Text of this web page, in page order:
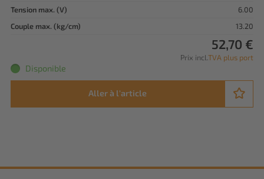
Tension max. (V)
6.00
Couple max. (kg/cm)
13.20
52,70 €
Prix incl. TVA plus port
Disponible
Aller à l'article